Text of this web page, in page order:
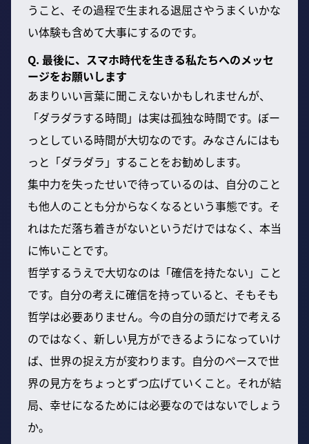
うこと、その過程で生まれる退屈さやうまくいかな
い体験も含めて大事にするのです。
Q. 最後に、スマホ時代を生きる私たちへのメッセ
ージをお願いします
あまりいい言葉に聞こえないかもしれませんが、
「ダラダラする時間」は実は孤独な時間です。ぼー
っとしている時間が大切なのです。みなさんにはも
っと「ダラダラ」することをお勧めします。
集中力を失ったせいで待っているのは、自分のこと
も他人のことも分からなくなるという事態です。そ
れはただ落ち着きがないというだけではなく、本当
に怖いことです。
哲学するうえで大切なのは「確信を持たない」こと
です。自分の考えに確信を持っていると、そもそも
哲学は必要ありません。今の自分の頭だけで考える
のではなく、新しい見方ができるようになっていけ
ば、世界の捉え方が変わります。自分のペースで世
界の見方をちょっとずつ広げていくこと。それが結
局、幸せになるためには必要なのではないでしょう
か。